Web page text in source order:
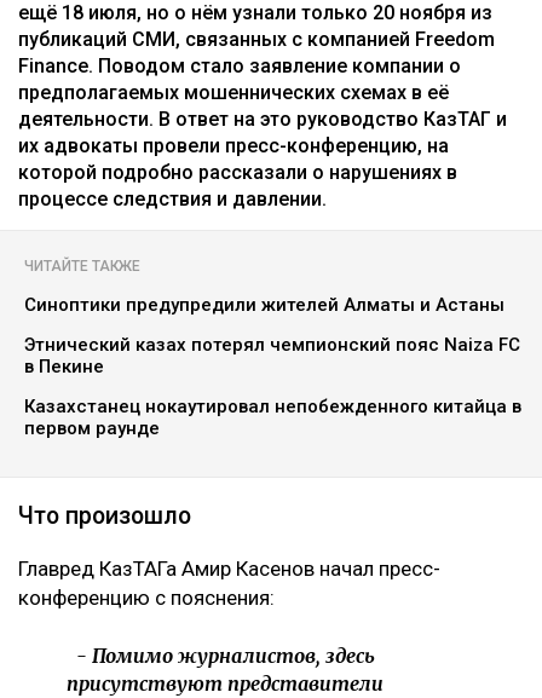
ещё 18 июля, но о нём узнали только 20 ноября из
публикаций СМИ, связанных с компанией Freedom
Finance. Поводом стало заявление компании о
предполагаемых мошеннических схемах в её
деятельности. В ответ на это руководство КазТАГ и
их адвокаты провели пресс-конференцию, на
которой подробно рассказали о нарушениях в
процессе следствия и давлении.
ЧИТАЙТЕ ТАКЖЕ
Синоптики предупредили жителей Алматы и Астаны
Этнический казах потерял чемпионский пояс Naiza FC
в Пекине
Казахстанец нокаутировал непобежденного китайца в
первом раунде
Что произошло
Главред КазТАГа Амир Касенов начал пресс-
конференцию с пояснения:
- Помимо журналистов, здесь
присутствуют представители